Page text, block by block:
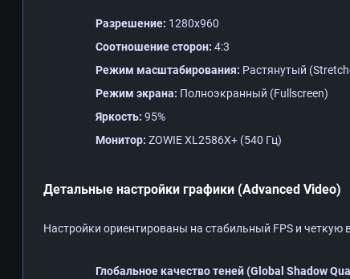
Разрешение: 1280x960
Соотношение сторон: 4:3
Режим масштабирования: Растянутый
Режим экрана: Полноэкранный (Fullscreen)
Яркость: 95%
Монитор: ZOWIE XL2586X+ (540 Гц)
Детальные настройки графики (Advanced Video)
Настройки ориентированы на стабильный FPS и
Глобальное качество теней (Global Shadow